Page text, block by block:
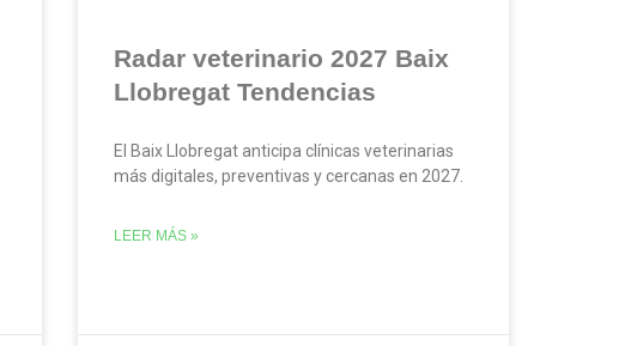
Radar veterinario 2027 Baix
Llobregat Tendencias
El Baix Llobregat anticipa clínicas veterinarias
más digitales, preventivas y cercanas en 2027.
LEER MÁS »